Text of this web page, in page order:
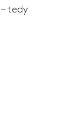
tedy